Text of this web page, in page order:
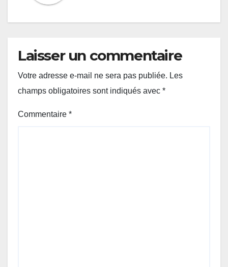
Laisser un commentaire
Votre adresse e-mail ne sera pas publiée. Les
champs obligatoires sont indiqués avec *
Commentaire *